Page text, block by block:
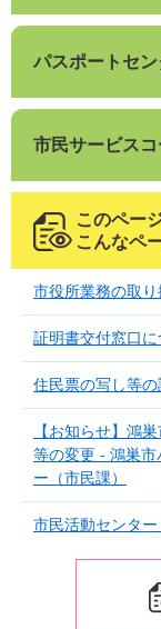
パスポートセ
市民サービス
このペー
こんなペ
市役所業務の取り
証明書交付窓口に
住民票の写し等の
【お知らせ】鴻
等の変更 - 鴻巣
ー（市民課）
市民活動センター